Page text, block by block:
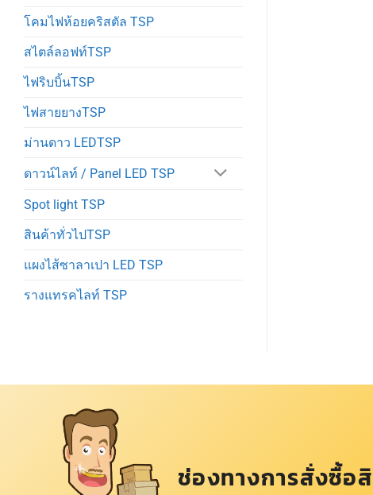
โคมไฟห้อยคริสตัล TSP
สไตล์ลอฟท์TSP
ไฟริบบิ้นTSP
ไฟสายยางTSP
ม่านดาว LEDTSP
ดาวน์ไลท์ / Panel LED TSP
Spot light TSP
สินค้าทั่วไปTSP
แผงไส้ซาลาเปา LED TSP
รางแทรคไลท์ TSP
ช่องทางการสั่งซื้อ